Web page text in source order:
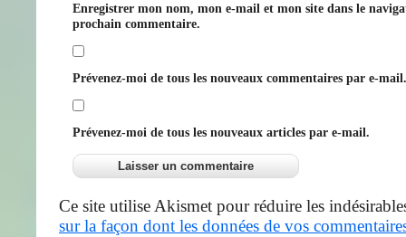
Enregistrer mon nom, mon e-mail et mon site dans le
prochain commentaire.
Prévenez-moi de tous les nouveaux commentaires par e-mail.
Prévenez-moi de tous les nouveaux articles par e-mail.
Ce site utilise Akismet pour réduire les
sur la façon dont les données de vos